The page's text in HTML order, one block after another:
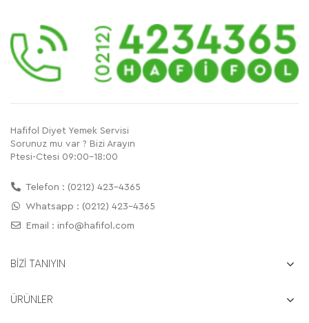
Hafifol Diyet Yemek Servisi
Sorunuz mu var ? Bizi Arayın
Ptesi-Ctesi 09:00-18:00
Telefon : (0212) 423-4365
Whatsapp : (0212) 423-4365
Email : info@hafifol.com
BİZİ TANIYIN
ÜRÜNLER